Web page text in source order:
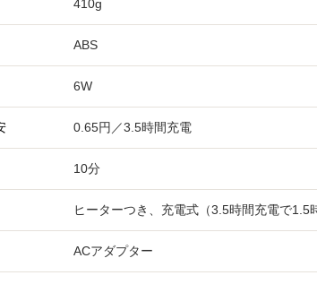
410g
ABS
6W
0.65円／3.5時間充電
10分
ヒーターつき、充電式（3.5時間充電で1.5
ACアダプター